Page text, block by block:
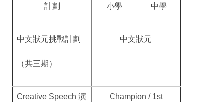
計劃 小學 中學
中文狀元挑戰計劃
（共三期）
中文狀元
Creative Speech 演
Champion / 1st